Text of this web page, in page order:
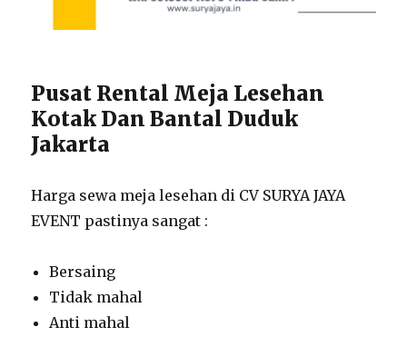
Pusat Rental Meja Lesehan
Kotak Dan Bantal Duduk
Jakarta
Harga sewa meja lesehan di CV SURYA JAYA
EVENT pastinya sangat :
Bersaing
Tidak mahal
Anti mahal